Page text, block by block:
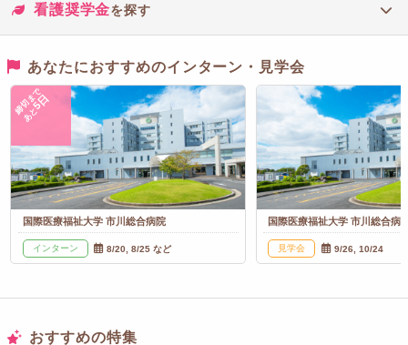
看護奨学金を探す
あなたにおすすめのインターン・見学会
締切まで
あと
5日
国際医療福祉大学 市川総合病院
インターン 8/20, 8/25 など
国際医療福祉大学 市川総合病
見学会 9/26, 10/24
おすすめの特集